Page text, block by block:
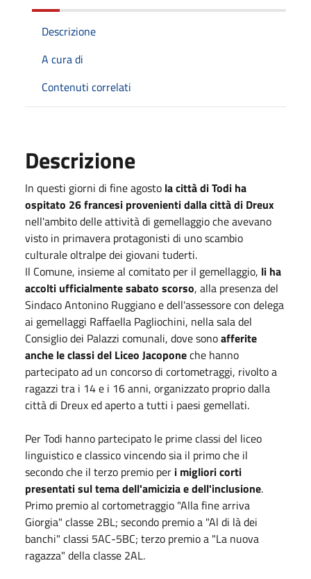
Descrizione
A cura di
Contenuti correlati
Descrizione
In questi giorni di fine agosto la città di Todi ha
ospitato 26 francesi provenienti dalla città di Dreux
nell'ambito delle attività di gemellaggio che avevano
visto in primavera protagonisti di uno scambio
culturale oltralpe dei giovani tuderti.
Il Comune, insieme al comitato per il gemellaggio, li ha
accolti ufficialmente sabato scorso, alla presenza del
Sindaco Antonino Ruggiano e dell'assessore con delega
ai gemellaggi Raffaella Pagliochini, nella sala del
Consiglio dei Palazzi comunali, dove sonoafferite
anche le classi del Liceo Jacoponeche hanno
partecipato ad un concorso di cortometraggi, rivolto a
ragazzi tra i 14 e i 16 anni, organizzato proprio dalla
città di Dreux ed aperto a tutti i paesi gemellati.
Per Todi hanno partecipato le prime classi del liceo
linguistico e classico vincendo sia il primo che il
secondo che il terzo premio per i migliori corti
presentati sul tema dell'amicizia e dell'inclusione.
Primo premio al cortometraggio "Alla fine arriva
Giorgia" classe 2BL; secondo premio a "Al di là dei
banchi" classi 5AC-5BC; terzo premio a "La nuova
ragazza" della classe 2AL.